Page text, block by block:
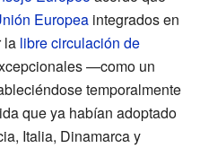
Europea integrados en
la libre circulación de
—como un
temporalmente
que ya habían adoptado
Italia, Dinamarca y